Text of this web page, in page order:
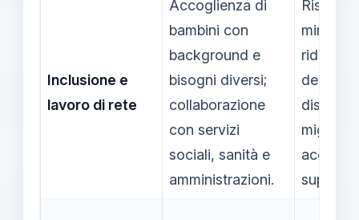
Inclusione e
lavoro di rete
Accoglienza di
bambini con
background e
bisogni diversi;
collaborazione
con servizi
sociali, sanità e
amministrazioni.
Risorse
mirate,
delle
miglior
supporti.